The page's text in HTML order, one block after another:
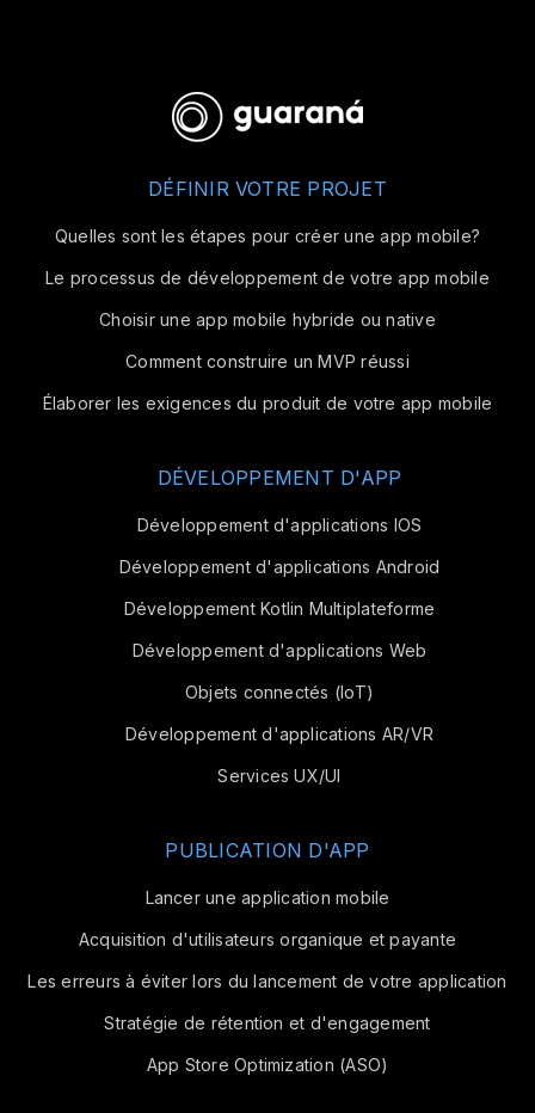
DÉFINIR VOTRE PROJET
Quelles sont les étapes pour créer une app mobile?
Le processus de développement de votre app mobile
Choisir une app mobile hybride ou native
Comment construire un MVP réussi
Élaborer les exigences du produit de votre app mobile
DÉVELOPPEMENT D'APP
Développement d'applications IOS
Développement d'applications Android
Développement Kotlin Multiplateforme
Développement d'applications Web
Objets connectés (IoT)
Développement d'applications AR/VR
Services UX/UI
PUBLICATION D'APP
Lancer une application mobile
Acquisition d'utilisateurs organique et payante
Les erreurs à éviter lors du lancement de votre application
Stratégie de rétention et d'engagement
App Store Optimization (ASO)